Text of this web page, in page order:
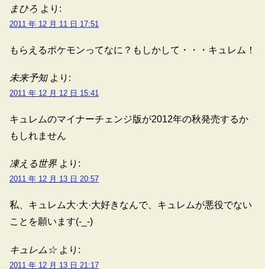
まひろ より:
2011 年 12 月 11 日 17:51
もらえるポケモンってなに？もしかして・・・キュレム！
未来予知 より:
2011 年 12 月 12 日 15:41
キュレムのマイナーチェンジ版が2012年の秋発売するか
もしれません
凍える世界 より:
2011 年 12 月 13 日 20:57
私、キュレム大·大·大好きなんで、キュレムが悪役でない
ことを願います(-_-)
キュレム☆ より:
2011 年 12 月 13 日 21:17